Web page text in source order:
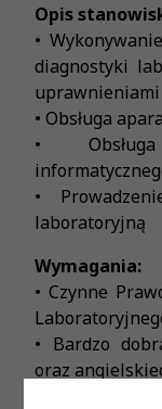
Opis
•
diagnostyki
uprawnieniami
• Obsługa
•
•
laboratoryjną
Wymagania:
• Czynne
• Bardzo
oraz
•